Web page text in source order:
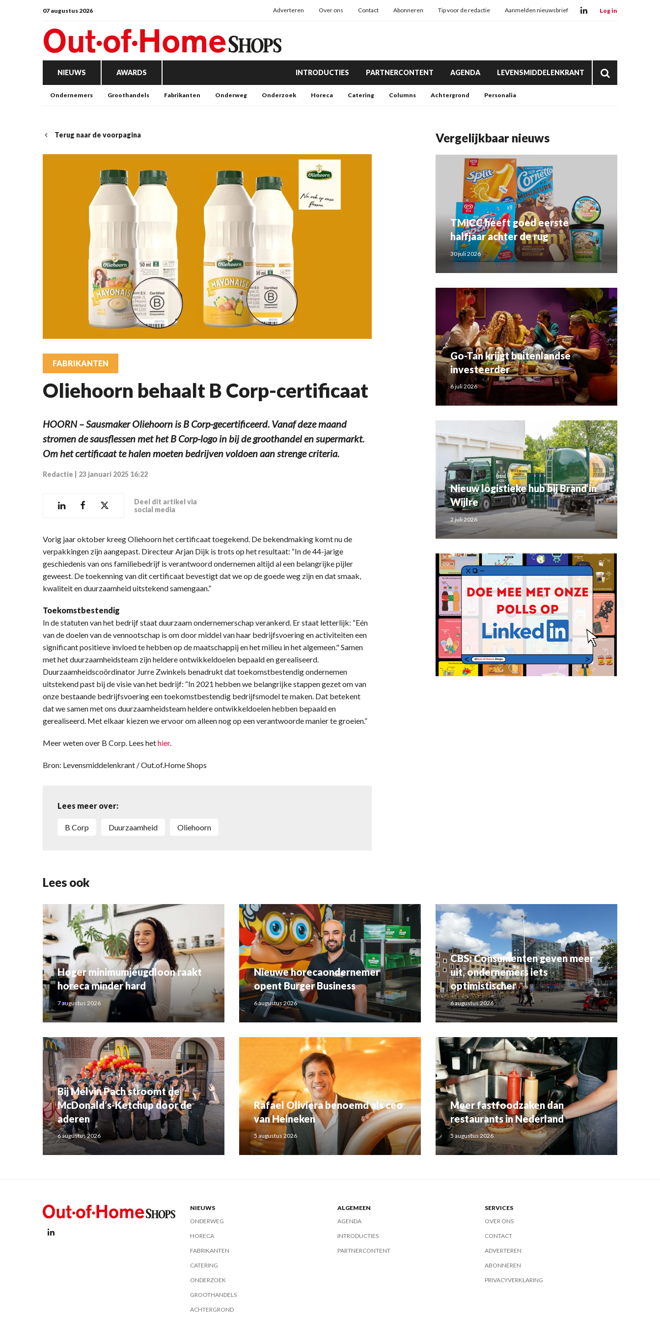
07 augustus 2026 Adverteren Over ons Contact Abonneren Tip voor de redactie Aanmelden nieuwsbrief Log in
NIEUWS AWARDS INTRODUCTIES PARTNERCONTENT AGENDA LEVENSMIDDELENKRANT
Ondernemers Groothandels Fabrikanten Onderweg Onderzoek Horeca Catering Columns Achtergrond Personalia
Terug naar de voorpagina
FABRIKANTEN
Oliehoorn behaalt B Corp-certificaat
HOORN – Sausmaker Oliehoorn is B Corp-gecertificeerd. Vanaf deze maand
stromen de sausflessen met het B Corp-logo in bij de groothandel en supermarkt.
Om het certificaat te halen moeten bedrijven voldoen aan strenge criteria.
Redactie 23 januari 2025 16:22
Deel dit artikel via
social media
Vorig jaar oktober kreeg Oliehoorn het certificaat toegekend. De bekendmaking komt nu de
verpakkingen zijn aangepast. Directeur Arjan Dijk is trots op het resultaat: “In de 44-jarige
geschiedenis van ons familiebedrijf is verantwoord ondernemen altijd al een belangrijke pijler
geweest. De toekenning van dit certificaat bevestigt dat we op de goede weg zijn en dat smaak,
kwaliteit en duurzaamheid uitstekend samengaan.”
Toekomstbestendig
In de statuten van het bedrijf staat duurzaam ondernemerschap verankerd. Er staat letterlijk: “Eén
van de doelen van de vennootschap is om door middel van haar bedrijfsvoering en activiteiten een
significant positieve invloed te hebben op de maatschappij en het milieu in het algemeen." Samen
met het duurzaamheidsteam zijn heldere ontwikkeldoelen bepaald en gerealiseerd.
Duurzaamheidscoördinator Jurre Zwinkels benadrukt dat toekomstbestendig ondernemen
uitstekend past bij de visie van het bedrijf: “In 2021 hebben we belangrijke stappen gezet om van
onze bestaande bedrijfsvoering een toekomstbestendig bedrijfsmodel te maken. Dat betekent
dat we samen met ons duurzaamheidsteam heldere ontwikkeldoelen hebben bepaald en
gerealiseerd. Met elkaar kiezen we ervoor om alleen nog op een verantwoorde manier te groeien.”
Meer weten over B Corp. Lees hethier.
Bron: Levensmiddelenkrant / Out.of.Home Shops
Lees meer over:
B Corp duurzaamheid Oliehoorn
Vergelijkbaar nieuws
TMICC heeft goed eerste
halfjaar achter de rug
30 juli 2026
Go-Tan krijgt buitenlandse
investeerder
6 juli 2026
Nieuw logistieke hub bij Brand in
Wijlre
2 juli 2026
Lees ook
Hoger minimumjeugdloon raakt
horeca minder hard
7 augustus 2026
Nieuwe horecaondernemer
opent Burger Business
6 augustus 2026
CBS: Consumenten geven meer
uit, ondernemers iets
optimistischer
6 augustus 2026
Bij Melvin Pach stroomt de
McDonald’s-Ketchup door de
aderen
6 augustus 2026
Rafael Oliviera benoemd als ceo
van Heineken
5 augustus 2026
Meer fastfoodzaken dan
restaurants in Nederland
5 augustus 2026
NIEUWS
ONDERWEG
HORECA
FABRIKANTEN
CATERING
ONDERZOEK
GROOTHANDELS
ACHTERGROND
ALGEMEEN
AGENDA
INTRODUCTIES
PARTNERCONTENT
SERVICES
OVER ONS
CONTACT
ADVERTEREN
ABONNEREN
PRIVACYVERKLARING